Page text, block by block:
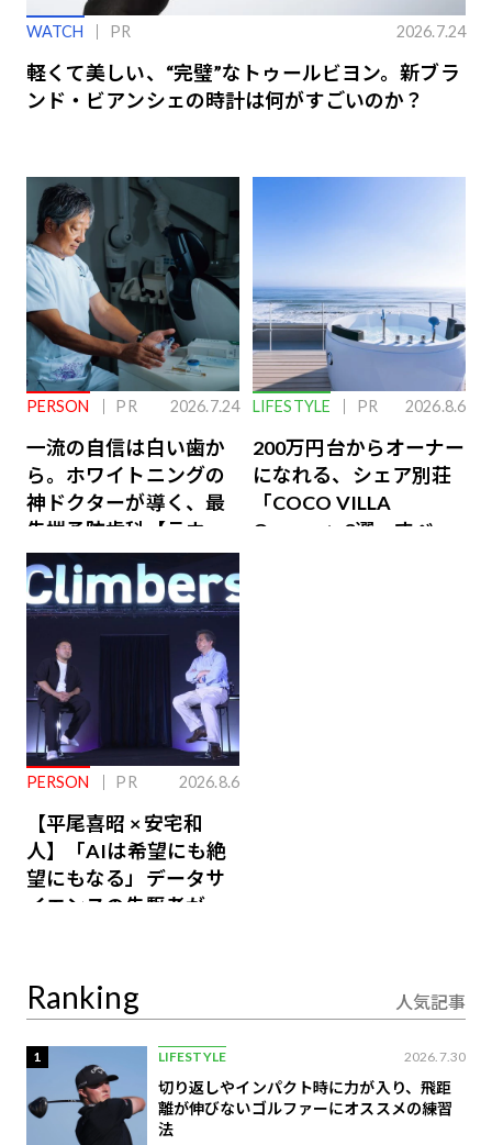
WATCH PR 2026.7.24
軽くて美しい、“完璧”なトゥールビヨン。新ブラ
ンド・ビアンシェの時計は何がすごいのか？
PERSON PR 2026.7.24
一流の自信は白い歯か
ら。ホワイトニングの
神ドクターが導く、最
先端予防歯科【ラウン
ジ会員特典あり】
LIFESTYLE PR 2026.8.6
200万円台からオーナー
になれる、シェア別荘
「COCO VILLA
Owners」3選。すべて
PERSON PR 2026.8.6
【平尾喜昭 × 安宅和
人】「AIは希望にも絶
望にもなる」データサ
イエンスの先駆者が語
Ranking 人気記事
1 LIFESTYLE 2026.7.30
切り返しやインパクト時に力が入り、飛距
離が伸びないゴルファーにオススメの練習
法